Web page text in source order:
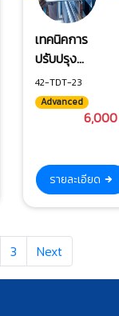
เทคนิคการ
ปรับปรุง
ประสิทธิภาพแม่
พิมพ์ตัดเจาะ
(Blanking &
42-TDT-23
Advanced
รายละเอียด
3 Next